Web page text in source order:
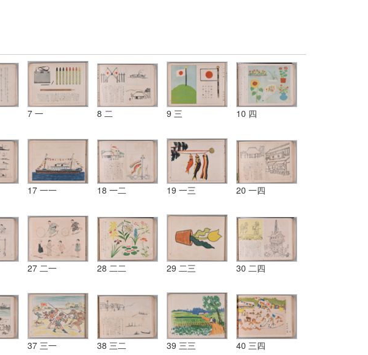
7 一 8 二 9 三 10 四
17 一一 18 一二 19 一三 20 一四
27 二一 28 二二 29 二三 30 二四
37 三一 38 三二 39 三三 40 三四